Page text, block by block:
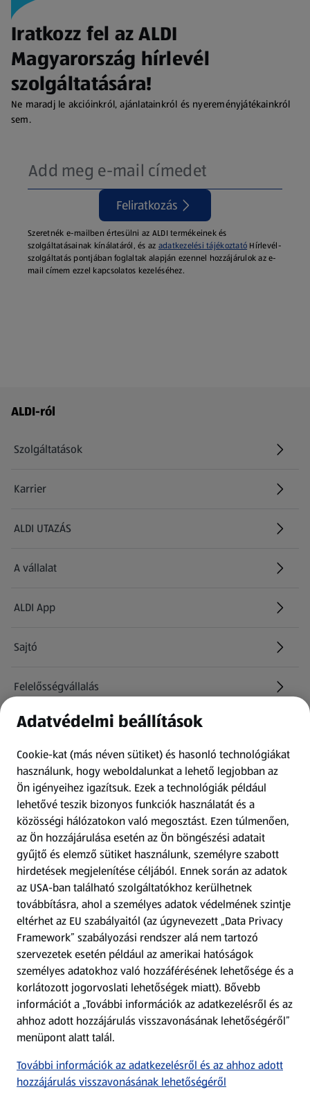
Iratkozz fel az ALDI
Magyarország hírlevél
szolgáltatására!
Ne maradj le akcióinkról, ajánlatainkról és nyereményjátékainkról
sem.
Feliratkozás
Szeretnék e-mailben értesülni az ALDI termékeinek és
szolgáltatásainak kínálatáról, és az adatkezelési tájékoztató Hírlevél-
szolgáltatás pontjában foglaltak alapján ezennel hozzájárulok az e-
mail címem ezzel kapcsolatos kezeléséhez.
Láblécmenü - további linkek
ALDI-ról
Szolgáltatások
Karrier
(új oldalon nyílik meg)
ALDI UTAZÁS
(új oldalon nyílik meg)
A vállalat
ALDI App
Sajtó
Felelősségvállalás
Információk
Kérdőív
Fizetési lehetőségek
ALDI utalványok
Árcsökkentés
Adattörlő alkalmazás
Szervizpont
(új oldalon nyílik meg)
Fedezz fel minket az interneten!
Töltsd le az ALDI Magyarország applikációt!
Adatvédelmi beállítások
Cookie-kat (más néven sütiket) és hasonló technológiákat
használunk, hogy weboldalunkat a lehető legjobban az
Ön igényeihez igazítsuk. Ezek a technológiák például
lehetővé teszik bizonyos funkciók használatát és a
közösségi hálózatokon való megosztást. Ezen túlmenően,
az Ön hozzájárulása esetén az Ön böngészési adatait
gyűjtő és elemző sütiket használunk, személyre szabott
hirdetések megjelenítése céljából. Ennek során az adatok
az USA-ban található szolgáltatókhoz kerülhetnek
továbbításra, ahol a személyes adatok védelmének szintje
eltérhet az EU szabályaitól (az úgynevezett „Data Privacy
Framework” szabályozási rendszer alá nem tartozó
szervezetek esetén például az amerikai hatóságok
személyes adatokhoz való hozzáférésének lehetősége és a
korlátozott jogorvoslati lehetőségek miatt). Bővebb
információt a „További információk az adatkezelésről és az
ahhoz adott hozzájárulás visszavonásának lehetőségéről”
menüpont alatt talál.
További információk az adatkezelésről és az ahhoz adott
hozzájárulás visszavonásának lehetőségéről